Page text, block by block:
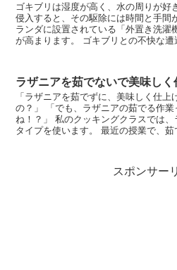
ゴキブリは湿度が高く、水の周りが好
侵入すると、その駆除には時間と手間
ランダに設置されている「外置き洗濯
が高まります。 ゴキブリとの不快な遭
ラザニアを茹でないで美味しく
「ラザニアを茹でずに、美味しく仕
の？」 「でも、ラザニアの茹でる作業
ね！？」 私のクッキングクラスでは
タイプを使います。 最近の授業で、茹
スポンサー